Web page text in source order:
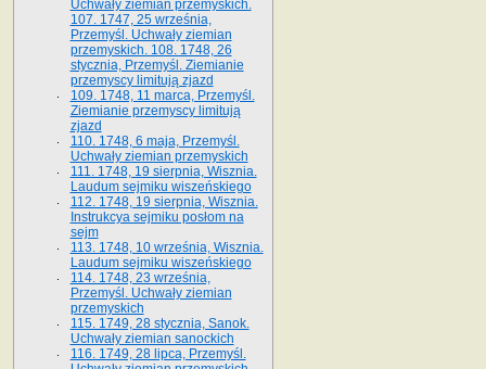
Uchwały ziemian przemyskich.
107. 1747, 25 września,
Przemyśl. Uchwały ziemian
przemyskich. 108. 1748, 26
stycznia, Przemyśl. Ziemianie
przemyscy limitują zjazd
109. 1748, 11 marca, Przemyśl.
Ziemianie przemyscy limitują
zjazd
110. 1748, 6 maja, Przemyśl.
Uchwały ziemian przemyskich
111. 1748, 19 sierpnia, Wisznia.
Laudum sejmiku wiszeńskiego
112. 1748, 19 sierpnia, Wisznia.
Instrukcya sejmiku posłom na
sejm
113. 1748, 10 września, Wisznia.
Laudum sejmiku wiszeńskiego
114. 1748, 23 września,
Przemyśl. Uchwały ziemian
przemyskich
115. 1749, 28 stycznia, Sanok.
Uchwały ziemian sanockich
116. 1749, 28 lipca, Przemyśl.